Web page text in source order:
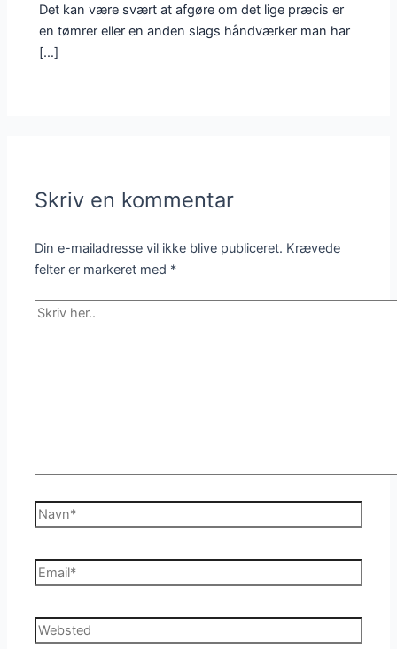
Det kan være svært at afgøre om det lige præcis er
en tømrer eller en anden slags håndværker man har
[…]
Skriv en kommentar
Din e-mailadresse vil ikke blive publiceret. Krævede
felter er markeret med *
Skriv
Navn*
Email*
Websted